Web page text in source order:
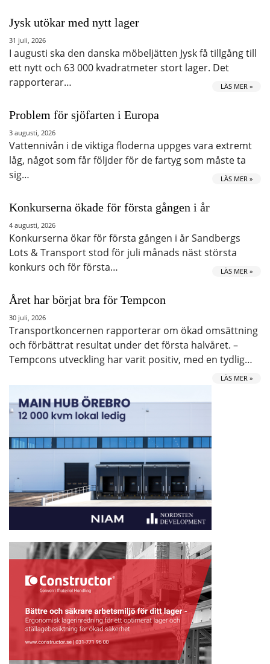
Jysk utökar med nytt lager
31 juli, 2026
I augusti ska den danska möbeljätten Jysk få tillgång till
ett nytt och 63 000 kvadratmeter stort lager. Det
rapporterar…
LÄS MER »
Problem för sjöfarten i Europa
3 augusti, 2026
Vattennivån i de viktiga floderna uppges vara extremt
låg, något som får följder för de fartyg som måste ta
sig…
LÄS MER »
Konkurserna ökade för första gången i år
4 augusti, 2026
Konkurserna ökar för första gången i år Sandbergs
Lots & Transport stod för juli månads näst största
konkurs och för första…
LÄS MER »
Året har börjat bra för Tempcon
30 juli, 2026
Transportkoncernen rapporterar om ökad omsättning
och förbättrat resultat under det första halvåret. –
Tempcons utveckling har varit positiv, med en tydlig…
LÄS MER »